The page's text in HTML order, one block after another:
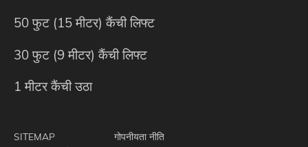
50 फुट (15 मीटर) कैंची लिफ्ट
30 फुट (9 मीटर) कैंची लिफ्ट
1 मीटर कैंची उठा
SITEMAP
गोपनीयता नीति